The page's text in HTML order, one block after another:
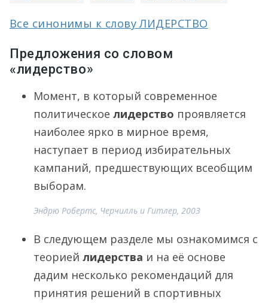
Все синонимы к слову ЛИДЕРСТВО
Предложения со словом
«лидерство»
Момент, в который современное
политическое лидерство проявляется
наиболее ярко в мирное время,
наступает в период избирательных
кампаний, предшествующих всеобщим
выборам.
Эндрю Робертс, Черчилль и Гитлер, 2003
В следующем разделе мы ознакомимся с
теорией лидерства и на её основе
дадим несколько рекомендаций для
принятия решений в спортивных